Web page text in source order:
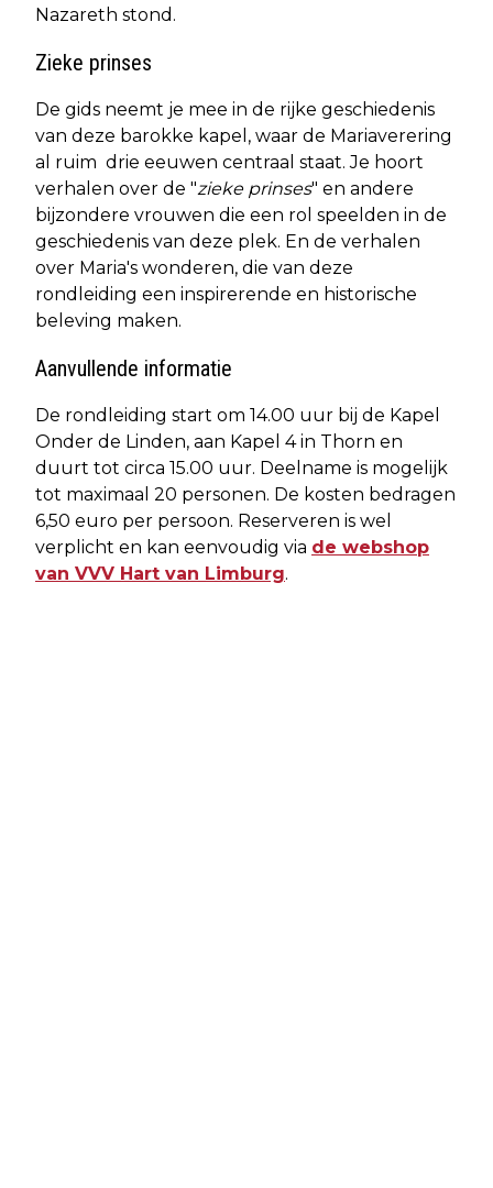
Nazareth stond.
Zieke prinses
De gids neemt je mee in de rijke geschiedenis
van deze barokke kapel, waar de Mariaverering
al ruim drie eeuwen centraal staat. Je hoort
verhalen over de "zieke prinses" en andere
bijzondere vrouwen die een rol speelden in de
geschiedenis van deze plek. En de verhalen
over Maria's wonderen, die van deze
rondleiding een inspirerende en historische
beleving maken.
Aanvullende informatie
De rondleiding start om 14.00 uur bij de Kapel
Onder de Linden, aan Kapel 4 in Thorn en
duurt tot circa 15.00 uur. Deelname is mogelijk
tot maximaal 20 personen. De kosten bedragen
6,50 euro per persoon. Reserveren is wel
verplicht en kan eenvoudig via de webshop
van VVV Hart van Limburg.